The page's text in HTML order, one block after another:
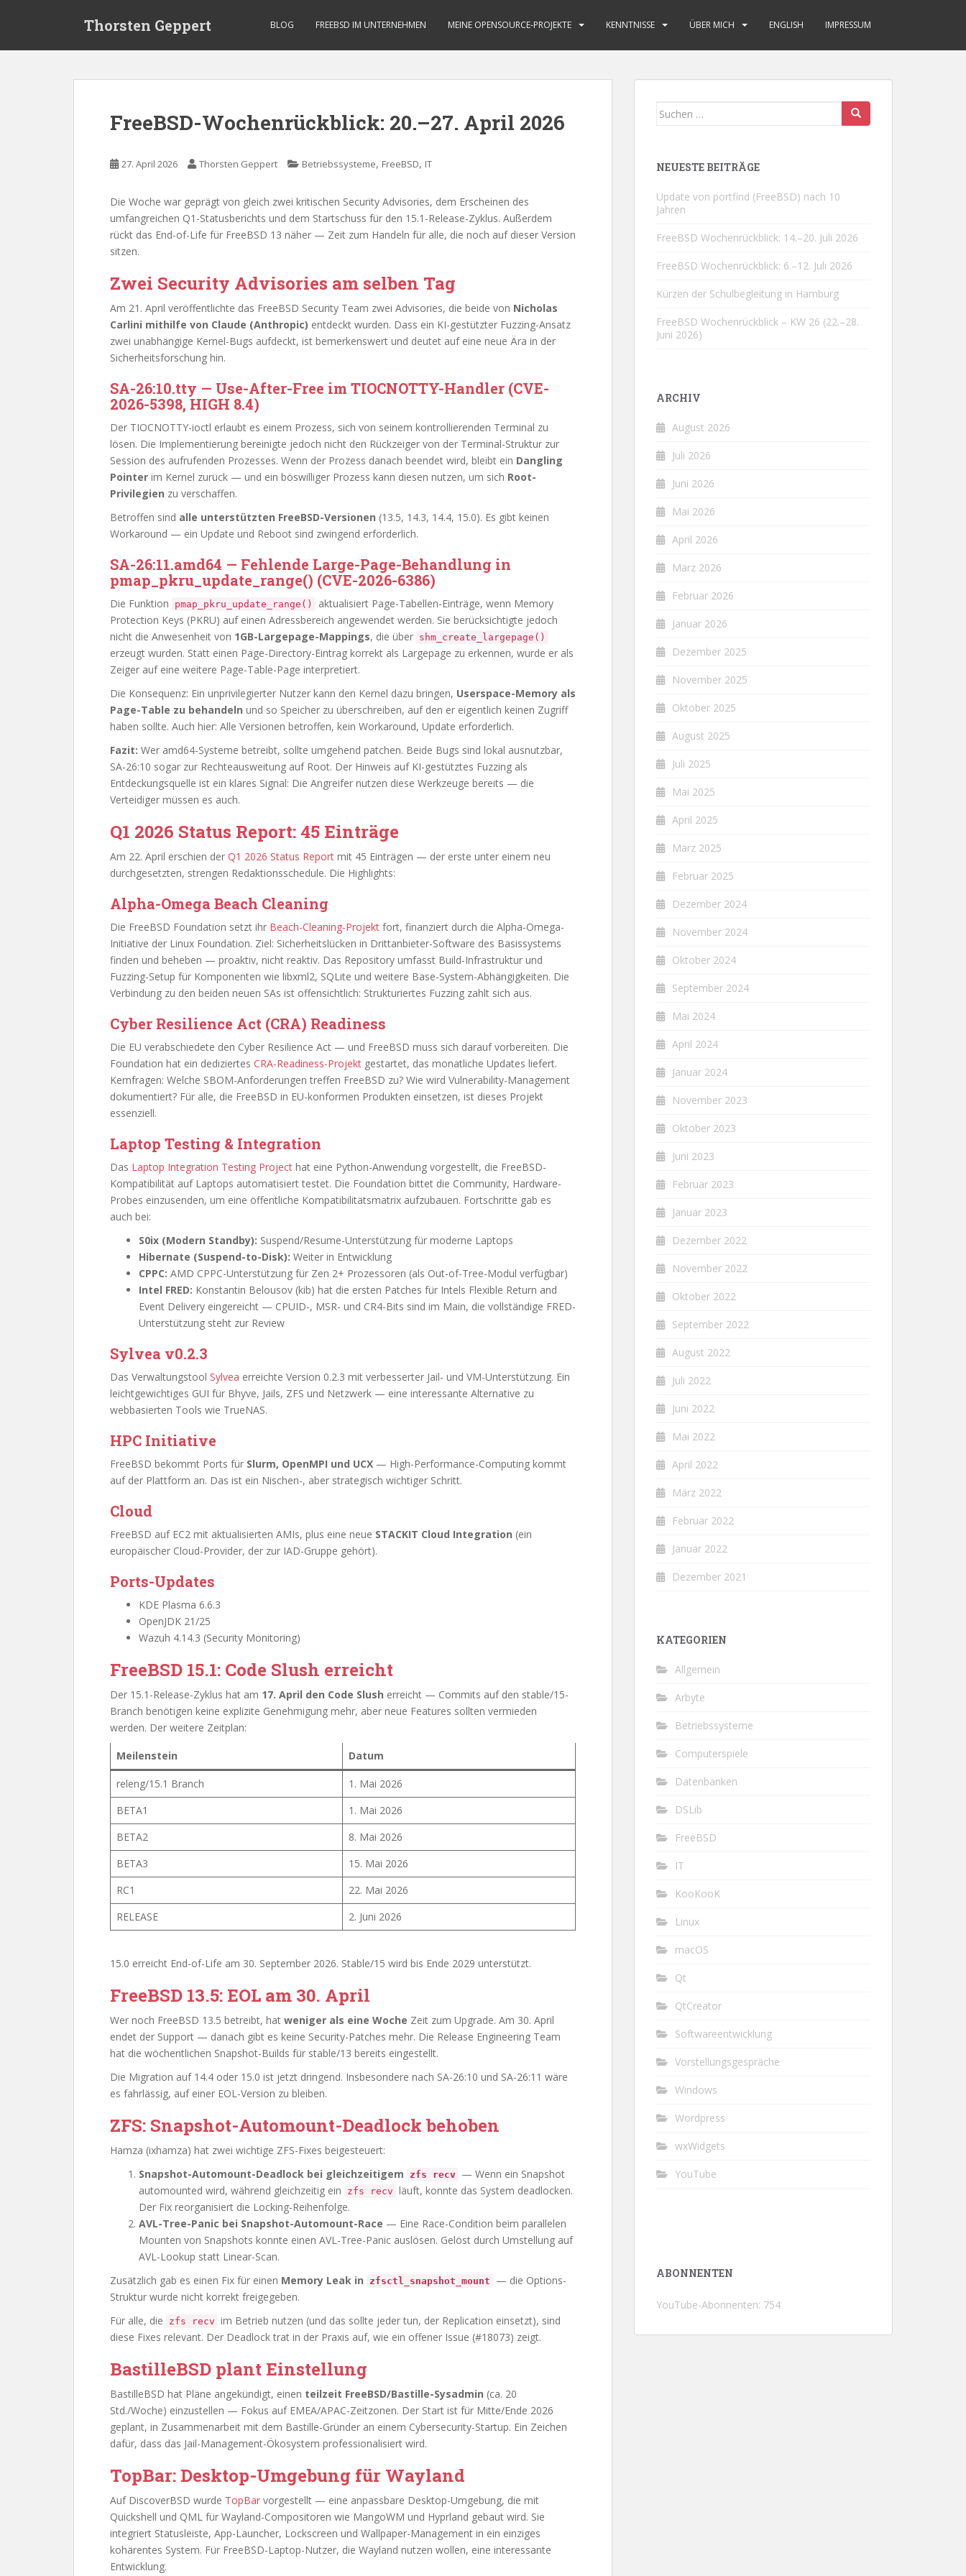
Thorsten Geppert BLOG FREEBSD IM UNTERNEHMEN MEINE OPENSOURCE-PROJEKTE KENNTNISSE ÜBER MICH ENGLISH IMPRESSUM
FreeBSD-Wochenrückblick: 20.–27. April 2026
27. April 2026 Thorsten Geppert Betriebssysteme, FreeBSD, IT
Die Woche war geprägt von gleich zwei kritischen Security Advisories, dem Erscheinen des
umfangreichen Q1-Statusberichts und dem Startschuss für den 15.1-Release-Zyklus. Außerdem
rückt das End-of-Life für FreeBSD 13 näher — Zeit zum Handeln für alle, die noch auf dieser Version
sitzen.
Zwei Security Advisories am selben Tag
Am 21. April veröffentlichte das FreeBSD Security Team zwei Advisories, die beide von Nicholas
Carlini mithilfe von Claude (Anthropic) entdeckt wurden. Dass ein KI-gestützter Fuzzing-Ansatz
zwei unabhängige Kernel-Bugs aufdeckt, ist bemerkenswert und deutet auf eine neue Ära in der
Sicherheitsforschung hin.
SA-26:10.tty — Use-After-Free im TIOCNOTTY-Handler (CVE-
2026-5398, HIGH 8.4)
Der TIOCNOTTY-ioctl erlaubt es einem Prozess, sich von seinem kontrollierenden Terminal zu
lösen. Die Implementierung bereinigte jedoch nicht den Rückzeiger von der Terminal-Struktur zur
Session des aufrufenden Prozesses. Wenn der Prozess danach beendet wird, bleibt ein Dangling
Pointer im Kernel zurück — und ein böswilliger Prozess kann diesen nutzen, um sich Root-
Privilegien zu verschaffen.
Betroffen sind alle unterstützten FreeBSD-Versionen (13.5, 14.3, 14.4, 15.0). Es gibt keinen
Workaround — ein Update und Reboot sind zwingend erforderlich.
SA-26:11.amd64 — Fehlende Large-Page-Behandlung in
pmap_pkru_update_range() (CVE-2026-6386)
Die Funktion pmap_pkru_update_range()
aktualisiert Page-Tabellen-Einträge, wenn Memory
Protection Keys (PKRU) auf einen Adressbereich angewendet werden. Sie berücksichtigte jedoch
nicht die Anwesenheit von 1GB-Largepage-Mappings, die über shm_create_largepage()
erzeugt wurden. Statt einen Page-Directory-Eintrag korrekt als Largepage zu erkennen, wurde er als
Zeiger auf eine weitere Page-Table-Page interpretiert.
Die Konsequenz: Ein unprivilegierter Nutzer kann den Kernel dazu bringen, Userspace-Memory als
Page-Table zu behandeln und so Speicher zu überschreiben, auf den er eigentlich keinen Zugriff
haben sollte. Auch hier: Alle Versionen betroffen, kein Workaround, Update erforderlich.
Fazit: Wer amd64-Systeme betreibt, sollte umgehend patchen. Beide Bugs sind lokal ausnutzbar,
SA-26:10 sogar zur Rechteausweitung auf Root. Der Hinweis auf KI-gestütztes Fuzzing als
Entdeckungsquelle ist ein klares Signal: Die Angreifer nutzen diese Werkzeuge bereits — die
Verteidiger müssen es auch.
Q1 2026 Status Report: 45 Einträge
Am 22. April erschien der Q1 2026 Status Report mit 45 Einträgen — der erste unter einem neu
durchgesetzten, strengen Redaktionsschedule. Die Highlights:
Alpha-Omega Beach Cleaning
Die FreeBSD Foundation setzt ihr Beach-Cleaning-Projekt fort, finanziert durch die Alpha-Omega-
Initiative der Linux Foundation. Ziel: Sicherheitslücken in Drittanbieter-Software des Basissystems
finden und beheben — proaktiv, nicht reaktiv. Das Repository umfasst Build-Infrastruktur und
Fuzzing-Setup für Komponenten wie libxml2, SQLite und weitere Base-System-Abhängigkeiten. Die
Verbindung zu den beiden neuen SAs ist offensichtlich: Strukturiertes Fuzzing zahlt sich aus.
Cyber Resilience Act (CRA) Readiness
Die EU verabschiedete den Cyber Resilience Act — und FreeBSD muss sich darauf vorbereiten. Die
Foundation hat ein dediziertes CRA-Readiness-Projekt gestartet, das monatliche Updates liefert.
Kernfragen: Welche SBOM-Anforderungen treffen FreeBSD zu? Wie wird Vulnerability-Management
dokumentiert? Für alle, die FreeBSD in EU-konformen Produkten einsetzen, ist dieses Projekt
essenziell.
Laptop Testing & Integration
Das Laptop Integration Testing Project hat eine Python-Anwendung vorgestellt, die FreeBSD-
Kompatibilität auf Laptops automatisiert testet. Die Foundation bittet die Community, Hardware-
Probes einzusenden, um eine öffentliche Kompatibilitätsmatrix aufzubauen. Fortschritte gab es
auch bei:
S0ix (Modern Standby): Suspend/Resume-Unterstützung für moderne Laptops
Hibernate (Suspend-to-Disk): Weiter in Entwicklung
CPPC: AMD CPPC-Unterstützung für Zen 2+ Prozessoren (als Out-of-Tree-Modul verfügbar)
Intel FRED: Konstantin Belousov (kib) hat die ersten Patches für Intels Flexible Return and
Event Delivery eingereicht — CPUID-, MSR- und CR4-Bits sind im Main, die vollständige FRED-
Unterstützung steht zur Review
Sylvea v0.2.3
Das Verwaltungstool Sylvea erreichte Version 0.2.3 mit verbesserter Jail- und VM-Unterstützung. Ein
leichtgewichtiges GUI für Bhyve, Jails, ZFS und Netzwerk — eine interessante Alternative zu
webbasierten Tools wie TrueNAS.
HPC Initiative
FreeBSD bekommt Ports für Slurm, OpenMPI und UCX — High-Performance-Computing kommt
auf der Plattform an. Das ist ein Nischen-, aber strategisch wichtiger Schritt.
Cloud
FreeBSD auf EC2 mit aktualisierten AMIs, plus eine neue STACKIT Cloud Integration (ein
europäischer Cloud-Provider, der zur IAD-Gruppe gehört).
Ports-Updates
KDE Plasma 6.6.3
OpenJDK 21/25
Wazuh 4.14.3 (Security Monitoring)
FreeBSD 15.1: Code Slush erreicht
Der 15.1-Release-Zyklus hat am 17. April den Code Slush erreicht — Commits auf den stable/15-
Branch benötigen keine explizite Genehmigung mehr, aber neue Features sollten vermieden
werden. Der weitere Zeitplan:
Meilenstein Datum
releng/15.1 Branch
1. Mai 2026
BETA1
1. Mai 2026
BETA2
8. Mai 2026
BETA3
15. Mai 2026
RC1
22. Mai 2026
RELEASE
2. Juni 2026
15.0 erreicht End-of-Life am 30. September 2026. Stable/15 wird bis Ende 2029 unterstützt.
FreeBSD 13.5: EOL am 30. April
Wer noch FreeBSD 13.5 betreibt, hat weniger als eine Woche Zeit zum Upgrade. Am 30. April
endet der Support — danach gibt es keine Security-Patches mehr. Die Release Engineering Team
hat die wöchentlichen Snapshot-Builds für stable/13 bereits eingestellt.
Die Migration auf 14.4 oder 15.0 ist jetzt dringend. Insbesondere nach SA-26:10 und SA-26:11 wäre
es fahrlässig, auf einer EOL-Version zu bleiben.
ZFS: Snapshot-Automount-Deadlock behoben
Hamza (ixhamza) hat zwei wichtige ZFS-Fixes beigesteuert:
Snapshot-Automount-Deadlock bei gleichzeitigem
zfs recv — Wenn ein Snapshot
automounted wird, während gleichzeitig ein
zfs recv läuft, konnte das System deadlocken.
Der Fix reorganisiert die Locking-Reihenfolge.
AVL-Tree-Panic bei Snapshot-Automount-Race — Eine Race-Condition beim parallelen
Mounten von Snapshots konnte einen AVL-Tree-Panic auslösen. Gelöst durch Umstellung auf
AVL-Lookup statt Linear-Scan.
Zusätzlich gab es einen Fix für einen Memory Leak in zfsctl_snapshot_mount
— die Options-
Struktur wurde nicht korrekt freigegeben.
Für alle, die
zfs recv im Betrieb nutzen (und das sollte jeder tun, der Replication einsetzt), sind
diese Fixes relevant. Der Deadlock trat in der Praxis auf, wie ein offener Issue (#18073) zeigt.
BastilleBSD plant Einstellung
BastilleBSD hat Pläne angekündigt, einen teilzeit FreeBSD/Bastille-Sysadmin (ca. 20
Std./Woche) einzustellen — Fokus auf EMEA/APAC-Zeitzonen. Der Start ist für Mitte/Ende 2026
geplant, in Zusammenarbeit mit dem Bastille-Gründer an einem Cybersecurity-Startup. Ein Zeichen
dafür, dass das Jail-Management-Ökosystem professionalisiert wird.
TopBar: Desktop-Umgebung für Wayland
Auf DiscoverBSD wurde TopBar vorgestellt — eine anpassbare Desktop-Umgebung, die mit
Quickshell und QML für Wayland-Compositoren wie MangoWM und Hyprland gebaut wird. Sie
integriert Statusleiste, App-Launcher, Lockscreen und Wallpaper-Management in ein einziges
kohärentes System. Für FreeBSD-Laptop-Nutzer, die Wayland nutzen wollen, eine interessante
Entwicklung.
Suchen
NEUESTE BEITRÄGE
Update von portfind (FreeBSD) nach 10
Jahren
FreeBSD Wochenrückblick: 14.–20. Juli 2026
FreeBSD Wochenrückblick: 6.–12. Juli 2026
Kürzen der Schulbegleitung in Hamburg
FreeBSD Wochenrückblick – KW 26 (22.–28.
Juni 2026)
ARCHIV
August 2026
Juli 2026
Juni 2026
Mai 2026
April 2026
März 2026
Februar 2026
Januar 2026
Dezember 2025
November 2025
Oktober 2025
August 2025
Juli 2025
Mai 2025
April 2025
März 2025
Februar 2025
Dezember 2024
November 2024
Oktober 2024
September 2024
Mai 2024
April 2024
Januar 2024
November 2023
Oktober 2023
Juni 2023
Februar 2023
Januar 2023
Dezember 2022
November 2022
Oktober 2022
September 2022
August 2022
Juli 2022
Juni 2022
Mai 2022
April 2022
März 2022
Februar 2022
Januar 2022
Dezember 2021
KATEGORIEN
Allgemein
Arbyte
Betriebssysteme
Computerspiele
Datenbanken
DSLib
FreeBSD
IT
KooKooK
Linux
macOS
Qt
QtCreator
Softwareentwicklung
Vorstellungsgespräche
Windows
Wordpress
wxWidgets
YouTube
ABONNENTEN
YouTube-Abonnenten: 754